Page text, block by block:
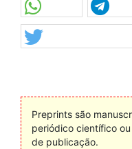
Preprints são
periódico científico
de publicação.